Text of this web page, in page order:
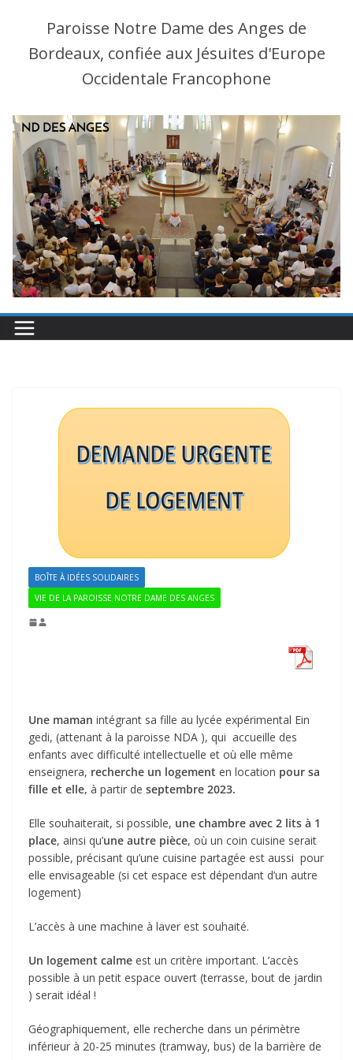
Paroisse Notre Dame des Anges de
Bordeaux, confiée aux Jésuites d'Europe
Occidentale Francophone
BOÎTE À IDÉES SOLIDAIRES
VIE DE LA PAROISSE NOTRE DAME DES ANGES
Une maman intégrant sa fille au lycée expérimental Ein
gedi, (attenant à la paroisse NDA ), qui accueille des
enfants avec difficulté intellectuelle et où elle même
enseignera, recherche un logement en location pour sa
fille et elle, à partir de septembre 2023.
Elle souhaiterait, si possible, une chambre avec 2 lits à 1
place, ainsi qu’une autre pièce, où un coin cuisine serait
possible, précisant qu’une cuisine partagée est aussi pour
elle envisageable (si cet espace est dépendant d’un autre
logement)
L’accès à une machine à laver est souhaité.
Un logement calme est un critère important. L’accès
possible à un petit espace ouvert (terrasse, bout de jardin
) serait idéal !
Géographiquement, elle recherche dans un périmètre
inférieur à 20-25 minutes (tramway, bus) de la barrière de